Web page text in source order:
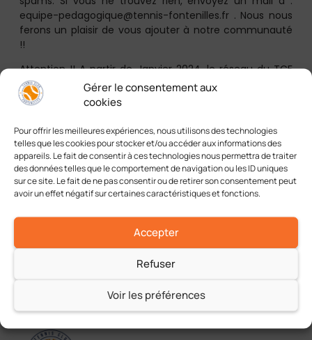
Gérer le consentement aux
cookies
Pour offrir les meilleures expériences, nous utilisons des technologies
telles que les cookies pour stocker et/ou accéder aux informations des
appareils. Le fait de consentir à ces technologies nous permettra de traiter
des données telles que le comportement de navigation ou les ID uniques
sur ce site. Le fait de ne pas consentir ou de retirer son consentement peut
avoir un effet négatif sur certaines caractéristiques et fonctions.
Accepter
Refuser
Voir les préférences
equipe-pedagogique@tennis-fontenilles.fr . Nous nous
ferons un plaisir de vous ajouter à notre communauté
!!
Attention !! A partir de Janvier 2024, le réseau du TCF
deviendra l’unique canal d’information ! Assurez vous
de nous rejoindre pour ne pas rater les infos essentielles
A très vite sur la toile
A chacun son tennis, à chacun son plaisir
Ecrit par :